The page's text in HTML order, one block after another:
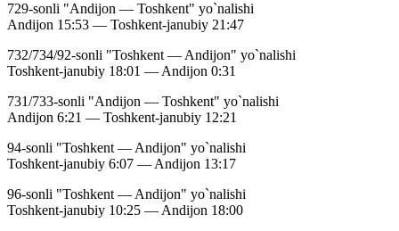
729-sonli "Andijon — Toshkent" yo`nalishi
Andijon 15:53 — Toshkent-janubiy 21:47
732/734/92-sonli "Toshkent — Andijon" yo`nalishi
Toshkent-janubiy 18:01 — Andijon 0:31
731/733-sonli "Andijon — Toshkent" yo`nalishi
Andijon 6:21 — Toshkent-janubiy 12:21
94-sonli "Toshkent — Andijon" yo`nalishi
Toshkent-janubiy 6:07 — Andijon 13:17
96-sonli "Toshkent — Andijon" yo`nalishi
Toshkent-janubiy 10:25 — Andijon 18:00